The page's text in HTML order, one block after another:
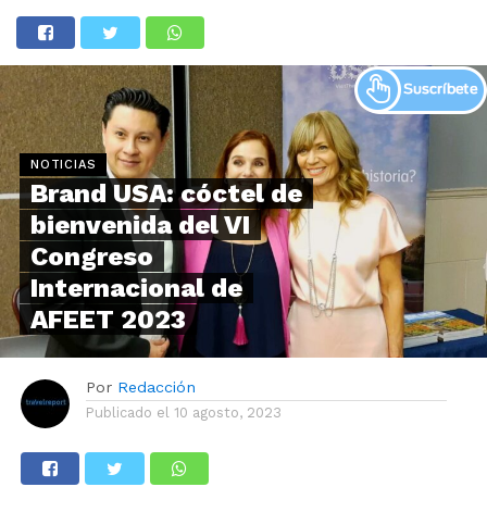
NOTICIAS
Brand USA: cóctel de
bienvenida del VI
Congreso
Internacional de
AFEET 2023
Por Redacción
Publicado el 10 agosto, 2023